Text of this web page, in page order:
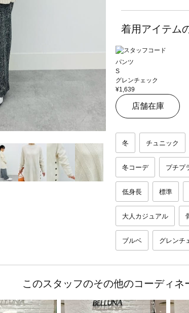
着用アイテム
パンツ
S
グレンチェック
¥1,639
店舗在庫
冬 チュニック
冬コーデ プチプ
低身長 標準
大人カジュアル
ブルベ グレンチ
このスタッフのその他のコーディネ